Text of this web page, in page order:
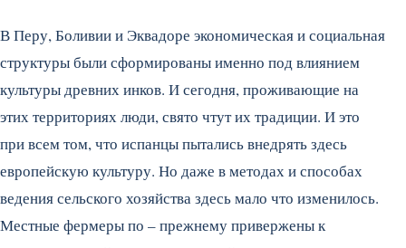
В Перу, Боливии и Эквадоре экономическая и социальная
структуры были сформированы именно под влиянием
культуры древних инков. И сегодня, проживающие на
этих территориях люди, свято чтут их традиции. И это
при всем том, что испанцы пытались внедрять здесь
европейскую культуру. Но даже в методах и способах
ведения сельского хозяйства здесь мало что изменилось.
Местные фермеры по – прежнему привержены к